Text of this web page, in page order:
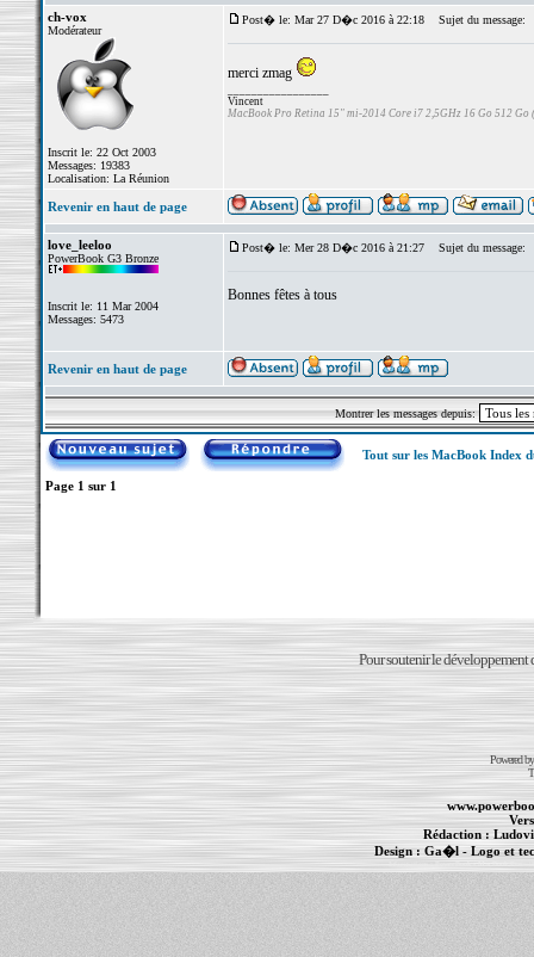
ch-vox
Modérateur
Inscrit le: 22 Oct 2003
Messages: 19383
Localisation: La Réunion
Post� le: Mar 27 D�c 2016 à 22:18 Sujet du message:
merci zmag
Vincent
MacBook Pro Retina 15" mi-2014 Core i7 2,5GHz 16 Go 512 Go
Revenir en haut de page
love_leeloo
PowerBook G3 Bronze
Inscrit le: 11 Mar 2004
Messages: 5473
Post� le: Mer 28 D�c 2016 à 21:27 Sujet du message:
Bonnes fêtes à tous
Revenir en haut de page
Montrer les messages depuis:
Tout sur les MacBook Index
Page 1 sur 1
Pour soutenir le développement
Powered
Rédaction :
Design : Ga�l- Logo et
PowerBook